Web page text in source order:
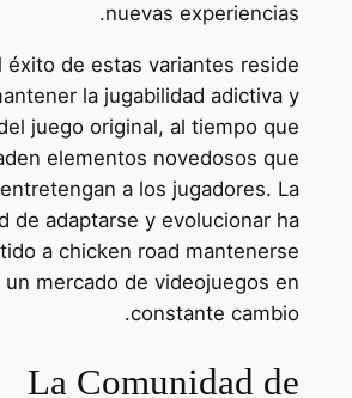
nuevas experiencias.
éxito de estas variantes reside
la jugabilidad adictiva y
juego original, al tiempo que
elementos novedosos que
a los jugadores. La
de adaptarse y evolucionar ha
a chicken road mantenerse
mercado de videojuegos en
constante cambio.
La Comunidad de